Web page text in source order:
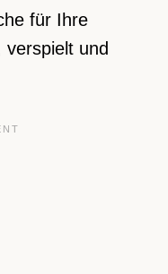
für Ihre
und